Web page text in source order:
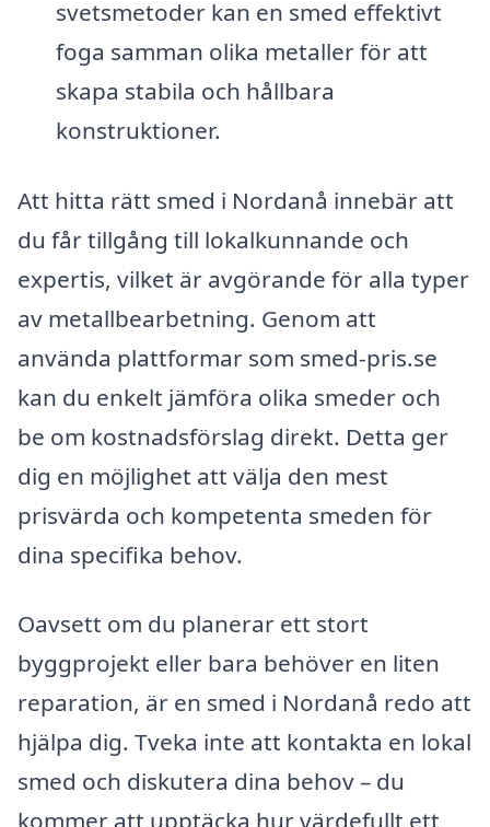
svetsmetoder kan en smed effektivt
foga samman olika metaller för att
skapa stabila och hållbara
konstruktioner.
Att hitta rätt smed i Nordanå innebär att
du får tillgång till lokalkunnande och
expertis, vilket är avgörande för alla typer
av metallbearbetning. Genom att
använda plattformar som smed-pris.se
kan du enkelt jämföra olika smeder och
be om kostnadsförslag direkt. Detta ger
dig en möjlighet att välja den mest
prisvärda och kompetenta smeden för
dina specifika behov.
Oavsett om du planerar ett stort
byggprojekt eller bara behöver en liten
reparation, är en smed i Nordanå redo att
hjälpa dig. Tveka inte att kontakta en lokal
smed och diskutera dina behov – du